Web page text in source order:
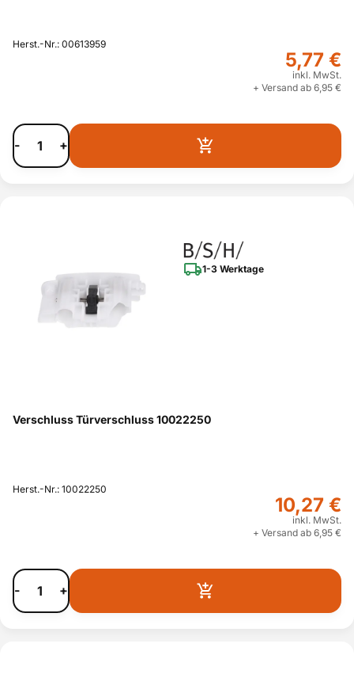
Herst.-Nr.: 00613959
5,77 €
inkl. MwSt.
+ Versand ab 6,95 €
- +
1-3 Werktage
Verschluss Türverschluss 10022250
Herst.-Nr.: 10022250
10,27 €
inkl. MwSt.
+ Versand ab 6,95 €
- +